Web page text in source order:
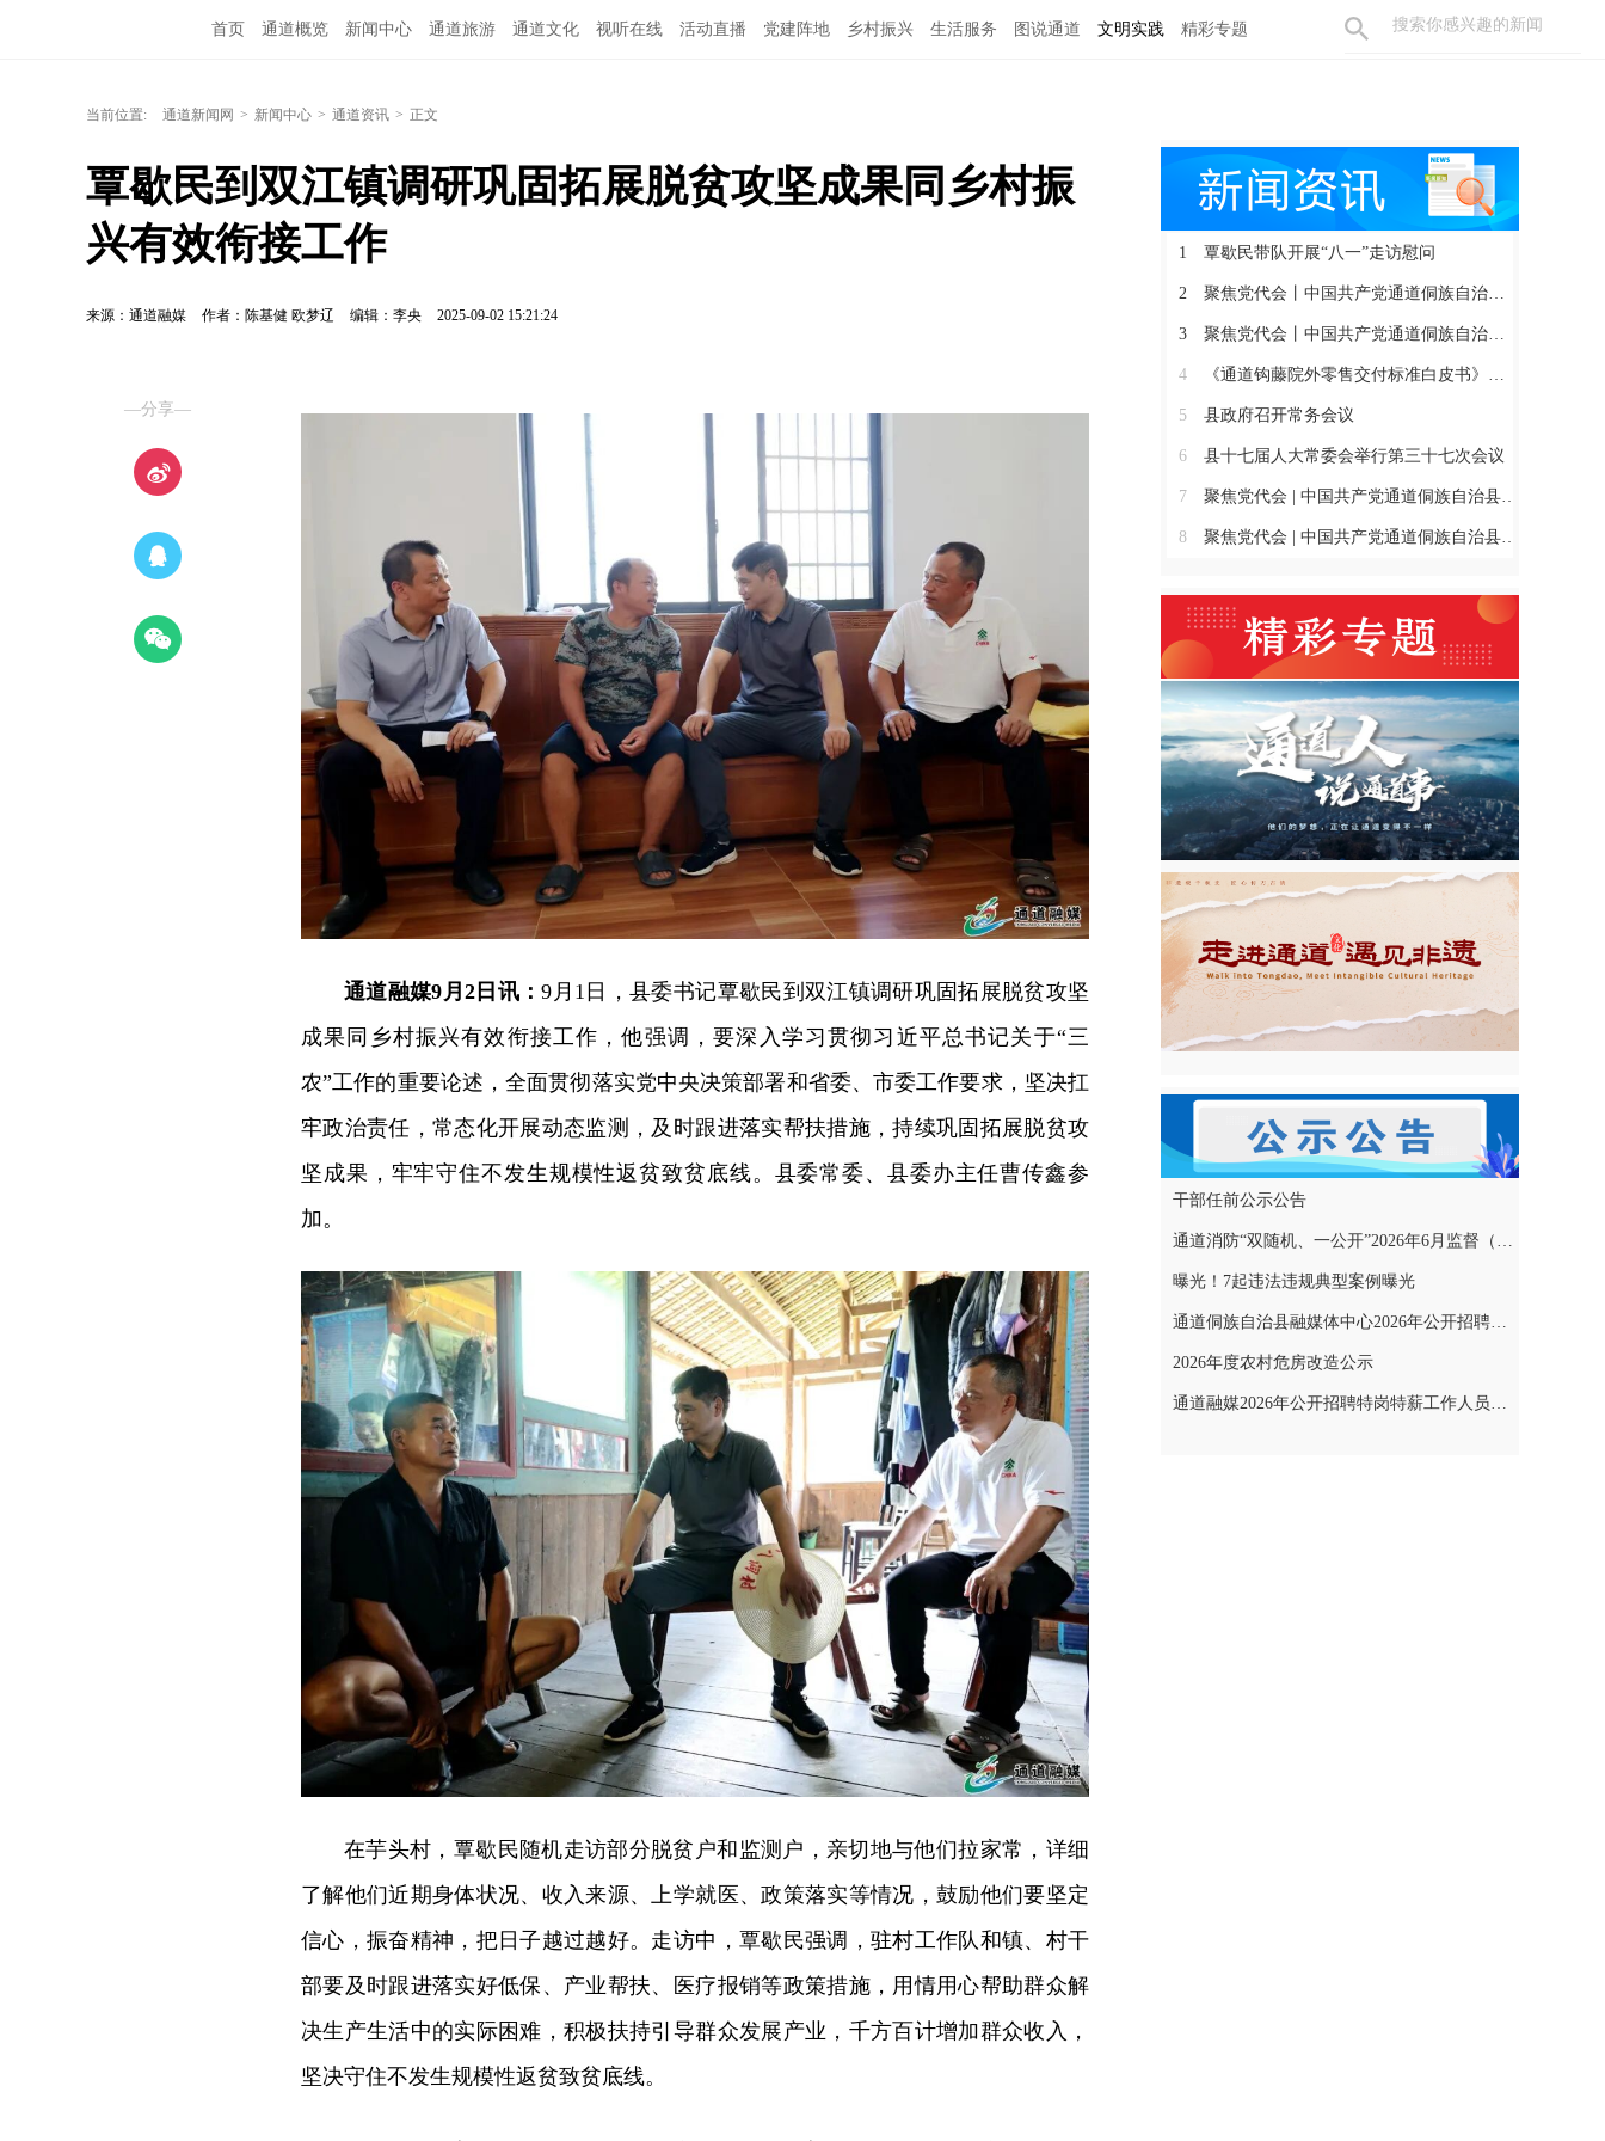
首页 通道概览 新闻中心 通道旅游 通道文化 视听在线 活动直播 党建阵地 乡村振兴 生活服务 图说通道 文明实践 精彩专题
当前位置: 通道新闻网 > 新闻中心 > 通道资讯 > 正文
覃歇民到双江镇调研巩固拓展脱贫攻坚成果同乡村振
兴有效衔接工作
来源：通道融媒 作者：陈基健 欧梦辽 编辑：李央 2025-09-02 15:21:24
—分享—
通道融媒9月2日讯：9月1日，县委书记覃歇民到双江镇调研巩固拓展脱贫攻坚
成果同乡村振兴有效衔接工作，他强调，要深入学习贯彻习近平总书记关于“三
农”工作的重要论述，全面贯彻落实党中央决策部署和省委、市委工作要求，坚决扛
牢政治责任，常态化开展动态监测，及时跟进落实帮扶措施，持续巩固拓展脱贫攻
坚成果，牢牢守住不发生规模性返贫致贫底线。县委常委、县委办主任曹传鑫参
加。
在芋头村，覃歇民随机走访部分脱贫户和监测户，亲切地与他们拉家常，详细
了解他们近期身体状况、收入来源、上学就医、政策落实等情况，鼓励他们要坚定
信心，振奋精神，把日子越过越好。走访中，覃歇民强调，驻村工作队和镇、村干
部要及时跟进落实好低保、产业帮扶、医疗报销等政策措施，用情用心帮助群众解
决生产生活中的实际困难，积极扶持引导群众发展产业，千方百计增加群众收入，
坚决守住不发生规模性返贫致贫底线。
1 覃歇民带队开展“八一”走访慰问
2 聚焦党代会丨中国共产党通道侗族自治县第十四届委员会召开第一次全体会议
3 聚焦党代会丨中国共产党通道侗族自治县第十四次代表大会胜利闭幕
4 《通道钩藤院外零售交付标准白皮书》正式发布
5 县政府召开常务会议
6 县十七届人大常委会举行第三十七次会议
7 聚焦党代会 | 中国共产党通道侗族自治县第十四次代表大会开幕
8 聚焦党代会 | 中国共产党通道侗族自治县第十四次代表大会主席团举行第三、四、五、六次会议
干部任前公示公告
通道消防“双随机、一公开”2026年6月监督（专项）抽查结果和2026年7月监督（专项）抽查计划公示
曝光！7起违法违规典型案例曝光
通道侗族自治县融媒体中心2026年公开招聘特岗特薪工作人员拟聘用人员名单公示
2026年度农村危房改造公示
通道融媒2026年公开招聘特岗特薪工作人员考试成绩公示